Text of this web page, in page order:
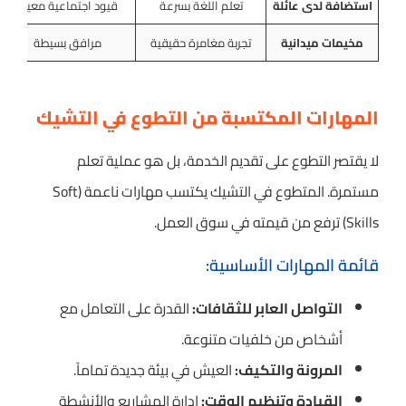
استضافة لدى عائلة تعلم اللغة بسرعة
قيود اجتماعية معينة
مخيمات ميدانية
تجربة مغامرة حقيقية مرافق بسيطة
المهارات المكتسبة من التطوع في التشيك
لا يقتصر التطوع على تقديم الخدمة، بل هو عملية تعلم
مستمرة. المتطوع في التشيك يكتسب مهارات ناعمة (Soft
Skills) ترفع من قيمته في سوق العمل.
قائمة المهارات الأساسية:
التواصل العابر للثقافات:القدرة على التعامل مع
أشخاص من خلفيات متنوعة.
المرونة والتكيف:العيش في بيئة جديدة تماماً.